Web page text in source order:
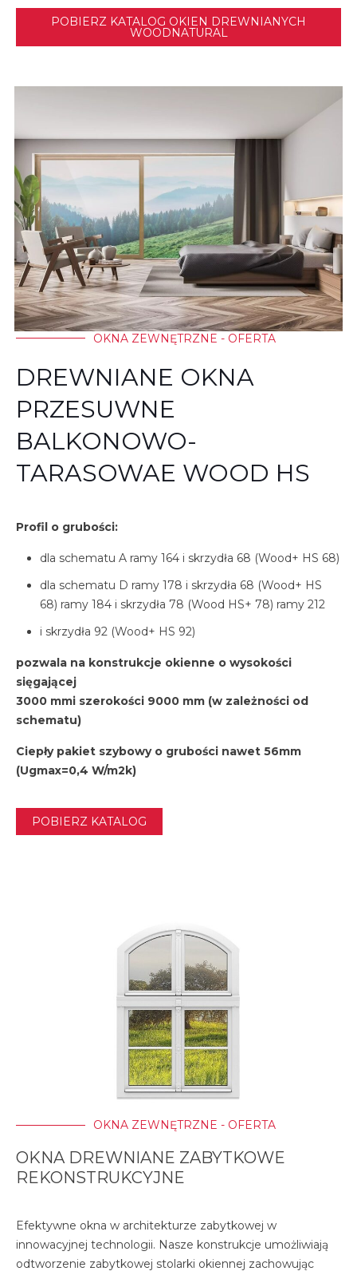
POBIERZ KATALOG OKIEN DREWNIANYCH
WOODNATURAL
OKNA ZEWNĘTRZNE - OFERTA
DREWNIANE OKNA
PRZESUWNE
BALKONOWO-
TARASOWAE WOOD HS
Profil o grubości:
dla schematu A ramy 164 i skrzydła 68 (Wood+ HS 68)
dla schematu D ramy 178 i skrzydła 68 (Wood+ HS
68) ramy 184 i skrzydła 78 (Wood HS+ 78) ramy 212
i skrzydła 92 (Wood+ HS 92)
pozwala na konstrukcje okienne o wysokości
sięgającej
3000 mmi szerokości 9000 mm (w zależności od
schematu)
Ciepły pakiet szybowy o grubości nawet 56mm
(Ugmax=0,4 W/m2k)
POBIERZ KATALOG
OKNA ZEWNĘTRZNE - OFERTA
OKNA DREWNIANE ZABYTKOWE
REKONSTRUKCYJNE
Efektywne okna w architekturze zabytkowej w
innowacyjnej technologii. Nasze konstrukcje umożliwiają
odtworzenie zabytkowej stolarki okiennej zachowując